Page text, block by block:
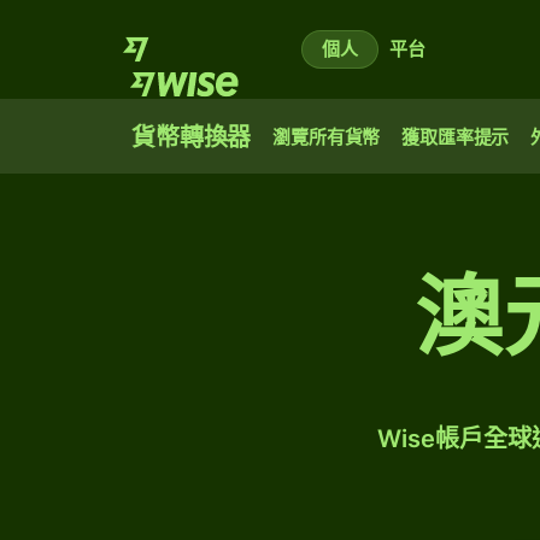
個人 平台
貨幣轉換器 瀏覽所有貨幣 獲取匯率提示
澳
Wise帳戶全球